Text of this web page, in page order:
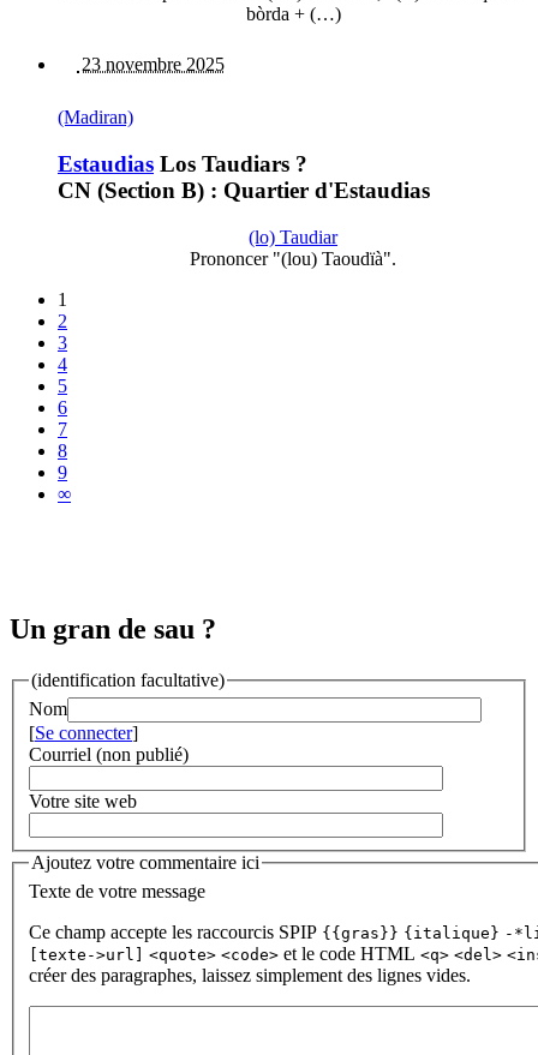
bòrda + (…)
23 novembre 2025
(Madiran)
Estaudias Los Taudiars ?
CN (Section B) : Quartier d'Estaudias
(lo) Taudiar
Prononcer "(lou) Taoudïà".
1
2
3
4
5
6
7
8
9
∞
Un gran de sau ?
(identification facultative)
Nom
[Se connecter]
Courriel (non publié)
Votre site web
Ajoutez votre commentaire ici
Texte de votre message
Ce champ accepte les raccourcis SPIP {{gras}} {italique} -
[texte->url] <quote> <code> et le code HTML <q> <del>
créer des paragraphes, laissez simplement des lignes vides.